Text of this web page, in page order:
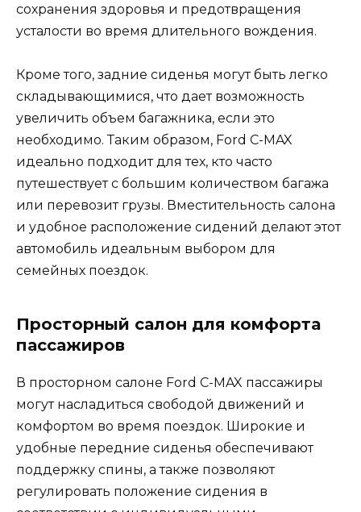
сохранения здоровья и предотвращения
усталости во время длительного вождения.
Кроме того, задние сиденья могут быть легко
складывающимися, что дает возможность
увеличить объем багажника, если это
необходимо. Таким образом, Ford C-MAX
идеально подходит для тех, кто часто
путешествует с большим количеством багажа
или перевозит грузы. Вместительность салона
и удобное расположение сидений делают этот
автомобиль идеальным выбором для
семейных поездок.
Просторный салон для комфорта
пассажиров
В просторном салоне Ford C-MAX пассажиры
могут насладиться свободой движений и
комфортом во время поездок. Широкие и
удобные передние сиденья обеспечивают
поддержку спины, а также позволяют
регулировать положение сидения в